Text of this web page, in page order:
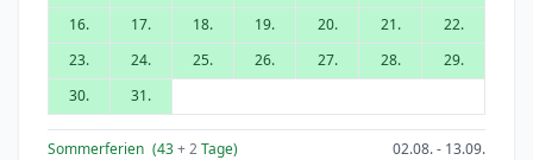
16.
17. 18. 19. 20. 21.
22.
23.
24. 25. 26. 27. 28.
29.
30.
31.
Sommerferien (43+ 2Tage) 02.08. - 13.09.